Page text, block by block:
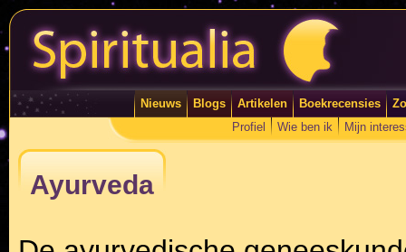
Nieuws Blogs Artikelen Boekrecensies
Profiel
Wie ben ik Mijn
Ayurveda